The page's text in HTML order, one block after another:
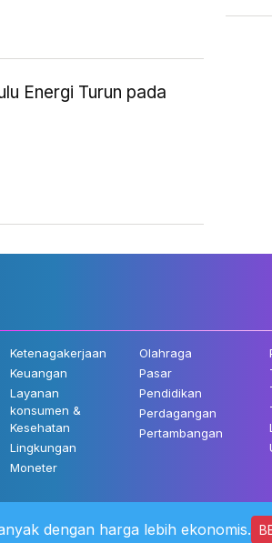
Energi Turun pada
Ketenagakerjaan
Keuangan
Layanan
konsumen &
Kesehatan
Lingkungan
Moneter
Olahraga
Pasar
Pendidikan
Perdagangan
Pertambangan
©2022 Katadata. Hak cipta dilindungi
dengan harga lebih ekonomis.